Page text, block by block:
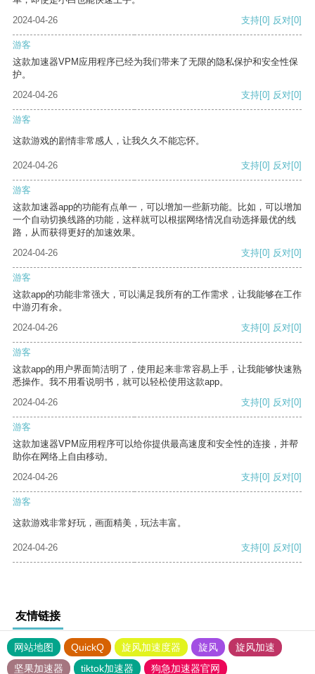
2024-04-26
支持[0] 反对[0]
游客
这款加速器VPM应用程序已经为我们带来了无限的隐私保护和安全性保
护。
2024-04-26
支持[0] 反对[0]
游客
这款游戏的剧情非常感人，让我久久不能忘怀。
2024-04-26 支持[0] 反对[0]
游客
这款加速器app的功能有点单一，可以增加一些新功能。比如，可以增加
一个自动切换线路的功能，这样就可以根据网络情况自动选择最优的线
路，从而获得更好的加速效果。
2024-04-26
支持[0] 反对[0]
游客
这款app的功能非常强大，可以满足我所有的工作需求，让我能够在工作
中游刃有余。
2024-04-26
支持[0] 反对[0]
游客
这款app的用户界面简洁明了，使用起来非常容易上手，让我能够快速熟
悉操作。我不用看说明书，就可以轻松使用这款app。
2024-04-26
支持[0] 反对[0]
游客
这款加速器VPM应用程序可以给你提供最高速度和安全性的连接，并帮
助你在网络上自由移动。
2024-04-26
支持[0] 反对[0]
游客
这款游戏非常好玩，画面精美，玩法丰富。
2024-04-26 支持[0] 反对[0]
友情链接
网站地图 QuickQ 旋风加速度器 旋风
旋风加速
坚果加速器
tiktok加速器 狗急加速器官网